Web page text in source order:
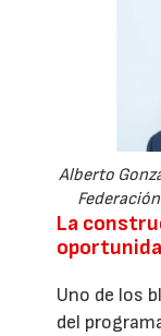
Alberto
La
Uno de los
del